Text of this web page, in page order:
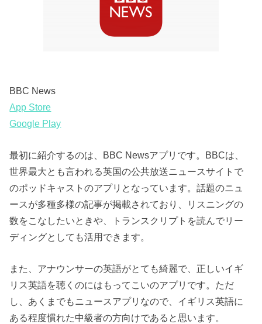
BBC News
App Store
Google Play
最初に紹介するのは、BBC Newsアプリです。BBCは、
世界最大とも言われる英国の公共放送ニュースサイトで
のポッドキャストのアプリとなっています。話題のニュ
ースが多種多様の記事が掲載されており、リスニングの
数をこなしたいときや、トランスクリプトを読んでリー
ディングとしても活用できます。
また、アナウンサーの英語がとても綺麗で、正しいイギ
リス英語を聴くのにはもってこいのアプリです。ただ
し、あくまでもニュースアプリなので、イギリス英語に
ある程度慣れた中級者の方向けであると思います。